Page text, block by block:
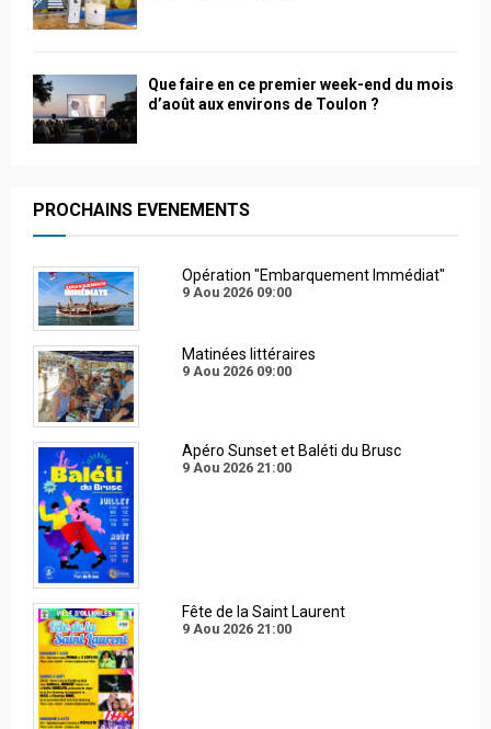
Que faire en ce premier week-end du mois
d’août aux environs de Toulon ?
PROCHAINS EVENEMENTS
Opération "Embarquement Immédiat"
9 Aou 2026 09:00
Matinées littéraires
9 Aou 2026 09:00
Apéro Sunset et Baléti du Brusc
9 Aou 2026 21:00
Fête de la Saint Laurent
9 Aou 2026 21:00